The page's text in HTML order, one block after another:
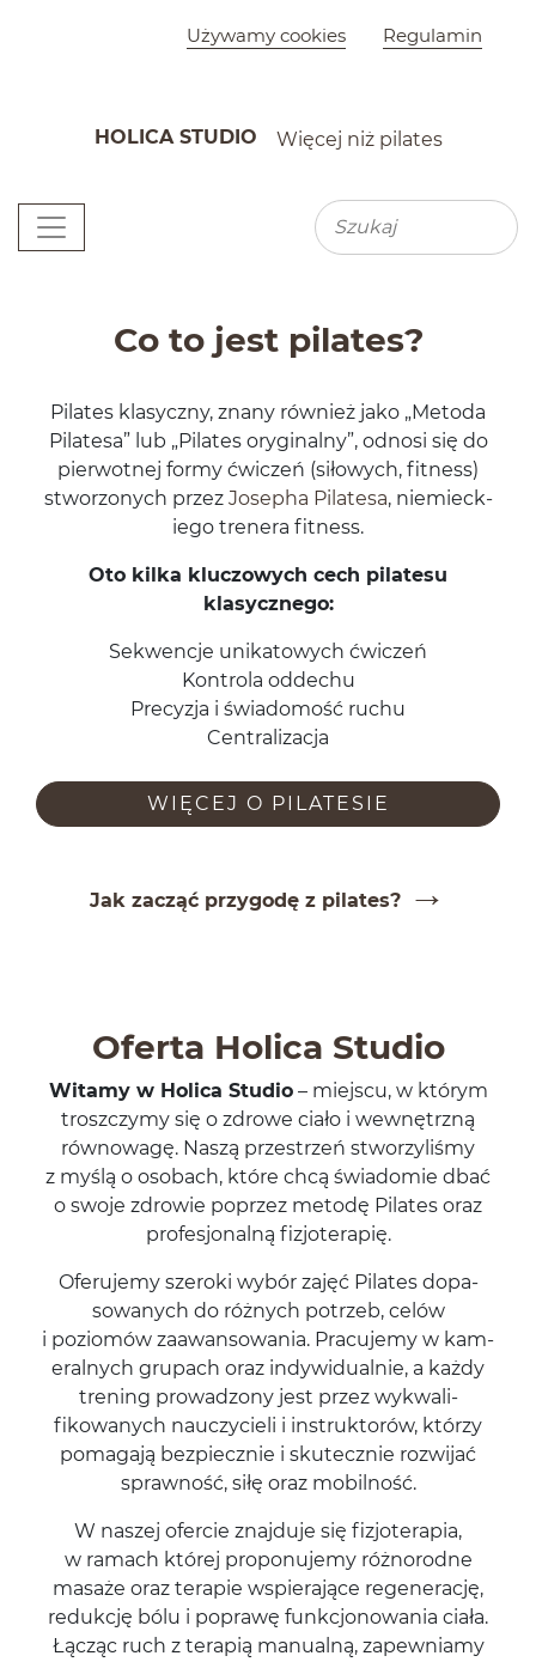
Szybkie menu
Używamy cookies Regulamin
HOLICA STUDIO Więcej niż pilates
Menu główne Wyszukiwarka
Co to jest pilates?
Pilates klasy­czny, znany również jako „Metoda
Pilatesa” lub „Pilates ory­gi­nalny”, odnosi się do
pier­wot­nej formy ćwiczeń (siłowych, fit­ness)
stwor­zonych przez Josepha Pilatesa, niemieck­
iego tren­era fitness.
Oto kilka kluc­zowych cech pilatesu
klasycznego:
Sek­wencje unika­towych ćwiczeń
Kon­trola odd­echu
Pre­cyzja i świado­mość ruchu
Cen­tral­iza­cja
WIĘCEJ O PILATE­SIE
Jak zacząć przy­godę z pilates?
Oferta Holica Studio
Witamy w Holica Stu­dio– miejscu, w którym
troszczymy się o zdrowe ciało i wewnętrzną
równowagę. Naszą przestrzeń stworzyliśmy
z myślą o osobach, które chcą świadomie dbać
o swoje zdrowie poprzez metodę Pilates oraz
pro­fesjon­alną fizjoterapię.
Ofer­u­jemy sze­roki wybór zajęć Pilates dopa­
sowanych do różnych potrzeb, celów
i poziomów zaawan­sowa­nia. Pracu­jemy w kam­
er­al­nych gru­pach oraz indy­wid­u­al­nie, a każdy
tren­ing prowad­zony jest przez wyk­wal­i­
fikowanych nauczy­cieli i instruk­torów, którzy
poma­gają bez­piecznie i skutecznie rozwi­jać
sprawność, siłę oraz mobilność.
W naszej ofer­cie zna­j­duje się fizjoter­apia,
w ramach której pro­ponu­jemy różnorodne
masaże oraz ter­apie wspier­a­jące regen­er­ację,
redukcję bólu i poprawę funkcjonowa­nia ciała.
Łącząc ruch z ter­apią man­u­alną, zapew­ni­amy